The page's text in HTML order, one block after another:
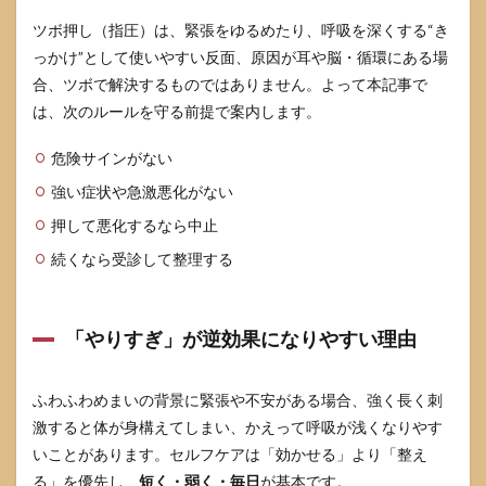
イン
ト
（こ
こが
を減
す）
7.1
す
ぎ・
合っ
サイ
症状
ログ
で“誘
因”を
ツボ押し（指圧）は、緊張をゆるめたり、呼吸を深くする“き
っかけ”として使いやすい反面、原因が耳や脳・循環にある場
合、ツボで解決するものではありません。よって本記事で
は、次のルールを守る前提で案内します。
危険サインがない
強い症状や急激悪化がない
押して悪化するなら中止
続くなら受診して整理する
「やりすぎ」が逆効果になりやすい理由
ふわふわめまいの背景に緊張や不安がある場合、強く長く刺
激すると体が身構えてしまい、かえって呼吸が浅くなりやす
いことがあります。セルフケアは「効かせる」より「整え
る」を優先し、 短く・弱く・毎日が基本です。